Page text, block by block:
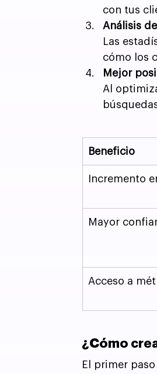
con tus
Análisis
Las
cómo los
Mejor
Al
Beneficio
Incremento
Mayor
Acceso a
¿Cómo
El primer